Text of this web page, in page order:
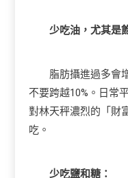
少吃油，尤其是飽
脂肪攝進過多會
不要跨越10%。日常
對林天秤濃烈的「財
吃。
少吃鹽和糖：